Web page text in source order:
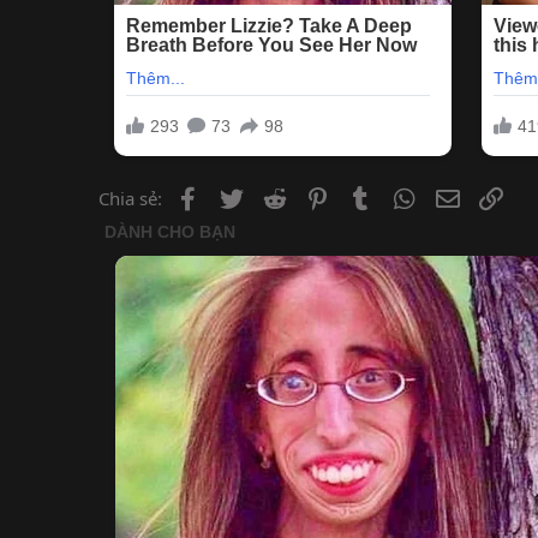
Chia sẻ: Facebook
Twitter Reddit PinterestTumblr WhatsApp
Email